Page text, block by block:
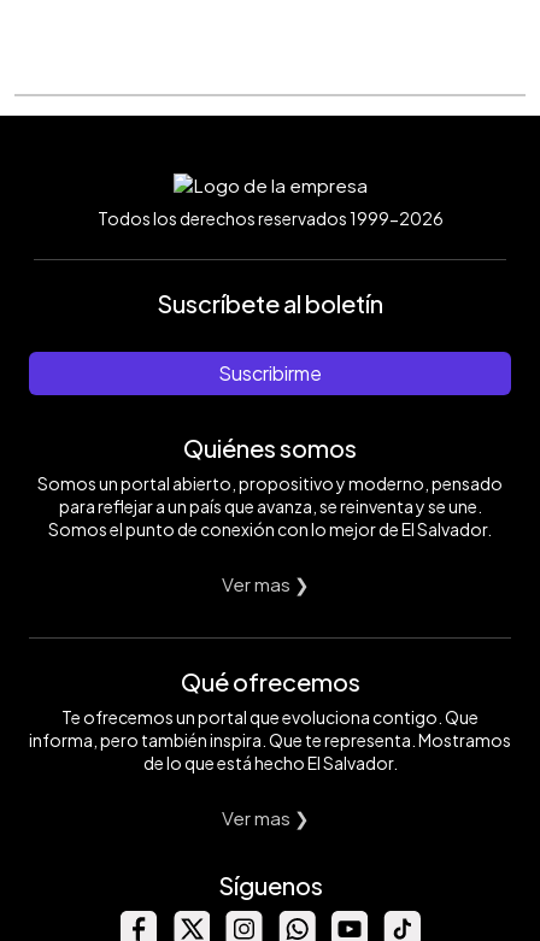
Todos los derechos reservados 1999-2026
Suscríbete al boletín
Suscribirme
Quiénes somos
Somos un portal abierto, propositivo y moderno, pensado
para reflejar a un país que avanza, se reinventa y se une.
Somos el punto de conexión con lo mejor de El Salvador.
Ver mas ❯
Qué ofrecemos
Te ofrecemos un portal que evoluciona contigo. Que
informa, pero también inspira. Que te representa. Mostramos
de lo que está hecho El Salvador.
Ver mas ❯
Síguenos